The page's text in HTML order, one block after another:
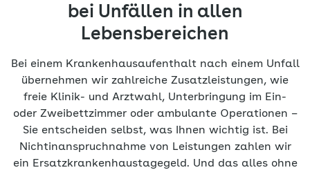
bei Unfällen in allen
Lebensbereichen
Bei einem Krankenhaus­aufenthalt nach einem Unfall
über­nehmen wir zahlreiche Zusatz­leistungen, wie
freie Klinik- und Arzt­wahl, Unterbringung im Ein-
oder Zweibettzimmer oder ambulante Operationen –
Sie entscheiden selbst, was Ihnen wichtig ist. Bei
Nicht­inanspruchnahme von Leistungen zahlen wir
ein Ersatz­krankenhaus­tagegeld. Und das alles ohne